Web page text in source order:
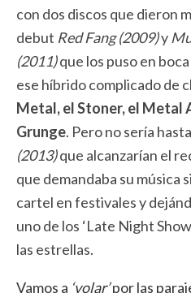
con dos discos que dieron
debut Red Fang (2009)y
(2011)que los puso en
ese híbrido complicado de
Metal, el Stoner, el Metal
Grunge. Pero no sería hasta
(2013)que alcanzarían el
que demandaba su música
cartel en festivales y
uno de los ‘Late Night
las estrellas.
Vamos a ‘volar’por las